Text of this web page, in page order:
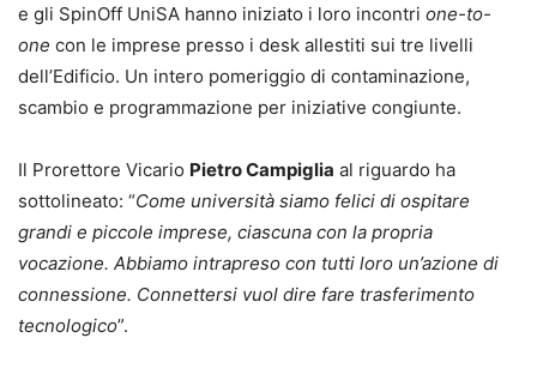
e gli SpinOff UniSA hanno iniziato i loro incontri one-to-
one con le imprese presso i desk allestiti sui tre livelli
dell’Edificio. Un intero pomeriggio di contaminazione,
scambio e programmazione per iniziative congiunte.
Il Prorettore Vicario Pietro Campiglia al riguardo ha
sottolineato: “Come università siamo felici di ospitare
grandi e piccole imprese, ciascuna con la propria
vocazione. Abbiamo intrapreso con tutti loro un’azione di
connessione. Connettersi vuol dire fare trasferimento
tecnologico”.